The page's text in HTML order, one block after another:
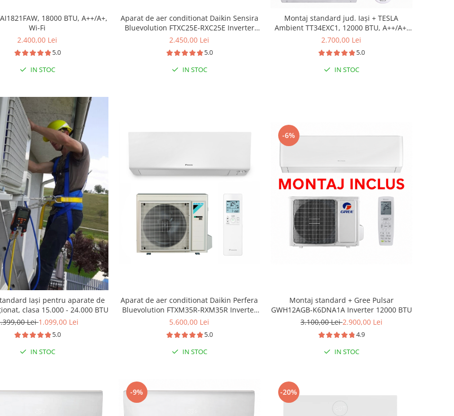
18000 BTU, A++/A+,
Wi-Fi
2.400,00 Lei
5.0
IN STOC
Aparat de aer conditionat Daikin Sensira
Bluevolution FTXC25E-RXC25E Inverter
9000 BTU, Wi-fi, filtru dezodorizare,
comutare automata racire-incalzire
2.450,00 Lei
5.0
IN STOC
Montaj standard jud. Iași + TESLA
Ambient TT34EXC1, 12000 BTU, A++/A+,
Wi-Fi
2.700,00 Lei
5.0
IN STOC
Iași pentru aparate de
clasa 15.000 - 24.000 BTU
Lei1.099,00 Lei
5.0
IN STOC
Aparat de aer conditionat Daikin Perfera
Bluevolution FTXM35R-RXM35R Inverter
12000 BTU
5.600,00 Lei
5.0
IN STOC
-6%
Montaj standard + Gree Pulsar
GWH12AGB-K6DNA1A Inverter 12000 BTU
3.100,00 Lei2.900,00 Lei
4.9
IN STOC
-9% -20%